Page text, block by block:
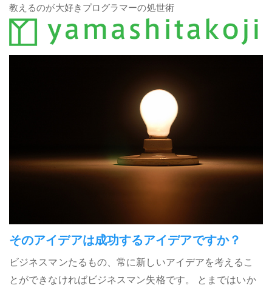
教えるのが大好きプログラマーの処世術
そのアイデアは成功するアイデアですか？
ビジネスマンたるもの、常に新しいアイデアを考えるこ
とができなければビジネスマン失格です。 とまではいか